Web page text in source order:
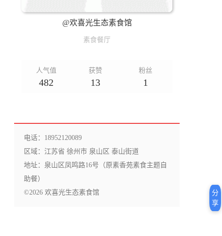
@欢喜光生态素食馆
素食餐厅
人气值
482
获赞
13
粉丝
1
电话：18952120089
区域：江苏省 徐州市 泉山区 泰山街道
地址：泉山区凤鸣路16号（原素香苑素食主题自
助餐）
©2026 欢喜光生态素食馆
分
享